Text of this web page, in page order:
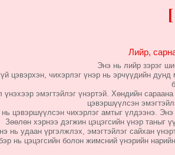
Лийр,
Энэ нь лийр зэрэг
цэвэрхэн, чихэрлэг үнэр нь эрчүүдийн
үнэхээр эмэгтэйлэг үнэртэй. Хөндийн
цэвэршүүлсэн
цэвэршүүлсэн чихэрлэг амтыг үлдээнэ.
Зөөлөн хэрнээ дэгжин цэцэгсийн үнэр таныг
нь удаан үргэлжлэх, эмэгтэйлэг сайхан
нь цэцэгсийн болон жимсний үнэрийн